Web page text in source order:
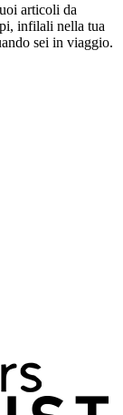
articoli da
infilali nella tua
sei in viaggio.